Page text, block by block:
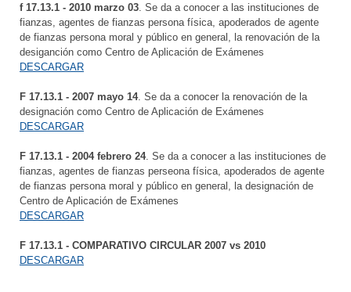
f 17.13.1 - 2010 marzo 03 . Se da a conocer a las instituciones de
fianzas, agentes de fianzas persona física, apoderados de agente
de fianzas persona moral y público en general, la renovación de la
desiganción como Centro de Aplicación de Exámenes
DESCARGAR
F 17.13.1 - 2007 mayo 14. Se da a conocer la renovación de la
designación como Centro de Aplicación de Exámenes
DESCARGAR
F 17.13.1 - 2004 febrero 24. Se da a conocer a las instituciones de
fianzas, agentes de fianzas perseona física, apoderados de agente
de fianzas persona moral y público en general, la designación de
Centro de Aplicación de Exámenes
DESCARGAR
F 17.13.1 - COMPARATIVO CIRCULAR 2007 vs 2010
DESCARGAR